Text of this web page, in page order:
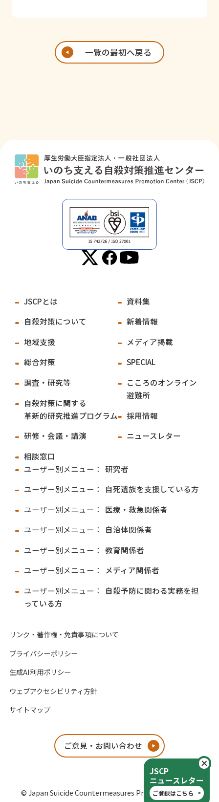
一覧の最初へ戻る
JSCP
ニュースレター
ご登録はこちら
JSCPとは
自殺対策について
地域支援
総合対策
調査・研究等
自殺対策に関する
革新的研究推進プログラム
研修・会議・講演
相談窓口
資料集
新着情報
メディア掲載
SPECIAL
こころのオンライン
避難所
採用情報
ニュースレター
ユーザー別メニュー： 研究者
ユーザー別メニュー：
自死遺族を支援している方
ユーザー別メニュー：
医療・救急関係者
ユーザー別メニュー：
自治体関係者
ユーザー別メニュー： 教育関係者
ユーザー別メニュー：
メディア関係者
ユーザー別メニュー：
自殺予防に関わる実務を担
っている方
リンク・著作権・免責事項について
プライバシーポリシー
生成AI利用ポリシー
ウェブアクセシビリティ方針
サイトマップ
ご意見・お問い合わせ
© Japan Suicide Countermeasures Promotion Center